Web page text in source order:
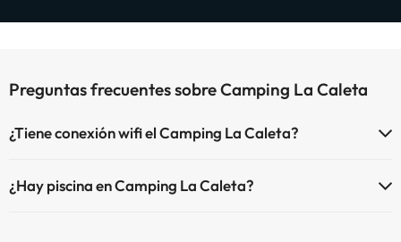
Preguntas frecuentes sobre Camping La Caleta
¿Tiene conexión wifi el Camping La Caleta?
¿Hay piscina en Camping La Caleta?